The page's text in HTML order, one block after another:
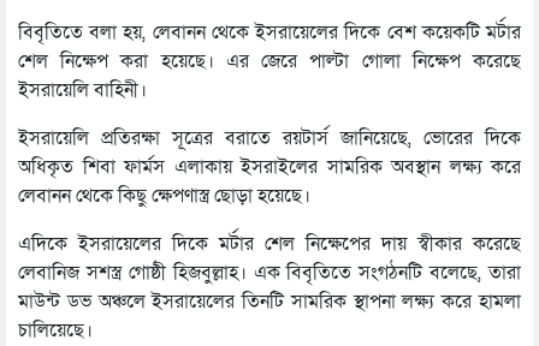
বিবৃতিতে বলা হয়, লেবানন থেকে ইসরায়েলের দিকে বেশ কয়েকটি মর্টার
শেল নিক্ষেপ করা হয়েছে। এর জেরে পাল্টা গোলা নিক্ষেপ করেছে
ইসরায়েলি বাহিনী।
ইসরায়েলি প্রতিরক্ষা সূত্রের বরাতে রয়টার্স জানিয়েছে, ভোরের দিকে
অধিকৃত শিবা ফার্মস এলাকায় ইসরাইলের সামরিক অবস্থান লক্ষ্য করে
লেবানন থেকে কিছু ক্ষেপণাস্ত্র ছোড়া হয়েছে।
এদিকে ইসরায়েলের দিকে মর্টার শেল নিক্ষেপের দায় স্বীকার করেছে
লেবানিজ সশস্ত্র গোষ্ঠী হিজবুল্লাহ। এক বিবৃতিতে সংগঠনটি বলেছে, তারা
মাউন্ট ডভ অঞ্চলে ইসরায়েলের তিনটি সামরিক স্থাপনা লক্ষ্য করে হামলা
চালিয়েছে।